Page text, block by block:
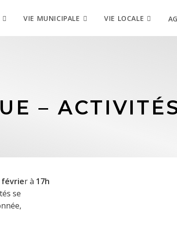
VIE MUNICIPALE VIE LOCALE
–
février à 17h
se